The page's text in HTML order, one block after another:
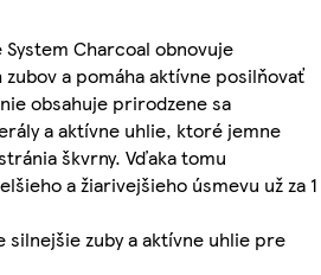
System Charcoal obnovuje
a pomáha aktívne posilňovať
obsahuje prirodzene sa
a aktívne uhlie, ktoré jemne
škvrny. Vďaka tomu
a žiarivejšieho úsmevu už za 1
zuby a aktívne uhlie pre